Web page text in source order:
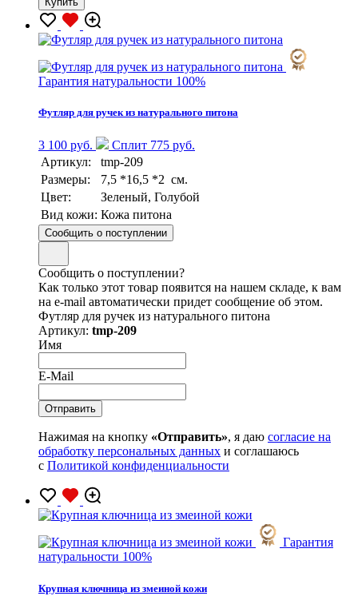
Гарантия натуральности 100%
Футляр для ручек из натурального питона
3 100 руб.
Сплит 775 руб.
Артикул:
tmp-209
Размеры:
7,5 *16,5 *2 см.
Цвет:
Зеленый, Голубой
Вид кожи: Кожа питона
Сообщить о поступлении
Сообщить о поступлении?
Как только этот товар появится на нашем складе, к вам
на e-mail автоматически придет сообщение об этом.
Футляр для ручек из натурального питона
Артикул: tmp-209
Имя
E-Mail
Нажимая на кнопку «Отправить», я даю согласие на
обработку персональных данных и соглашаюсь
с Политикой конфиденциальности
Гарантия
натуральности 100%
Крупная ключница из змеиной кожи